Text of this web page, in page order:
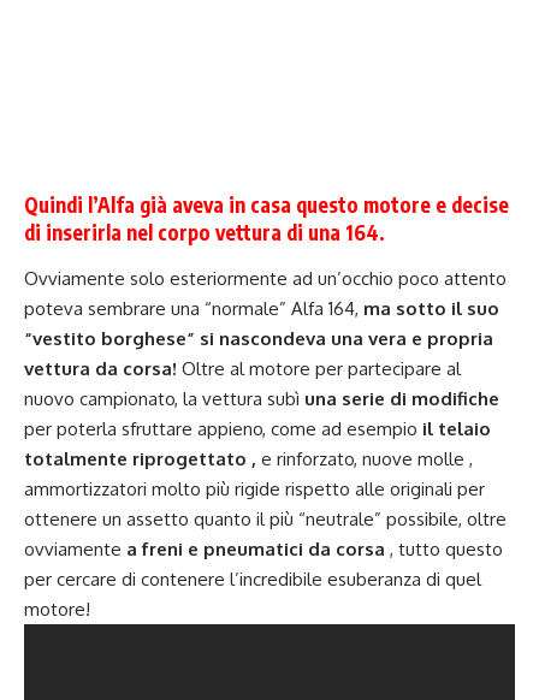
Quindi l’Alfa già aveva in casa questo motore e decise
di inserirla nel corpo vettura di una 164.
Ovviamente solo esteriormente ad un’occhio poco attento
poteva sembrare una “normale” Alfa 164, ma sotto il suo
“vestito borghese” si nascondeva una vera e propria
vettura da corsa! Oltre al motore per partecipare al
nuovo campionato, la vettura subì una serie di modifiche
per poterla sfruttare appieno, come ad esempio il telaio
totalmente riprogettato , e rinforzato, nuove molle ,
ammortizzatori molto più rigide rispetto alle originali per
ottenere un assetto quanto il più “neutrale” possibile, oltre
ovviamente a freni e pneumatici da corsa , tutto questo
per cercare di contenere l’incredibile esuberanza di quel
motore!